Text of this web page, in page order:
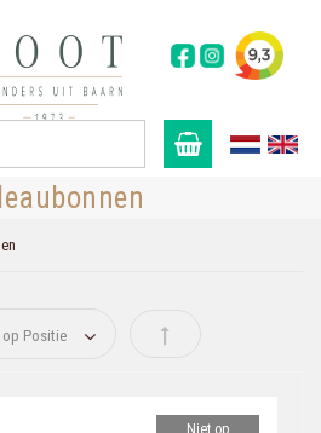
Van hoog naar laag
Niet op